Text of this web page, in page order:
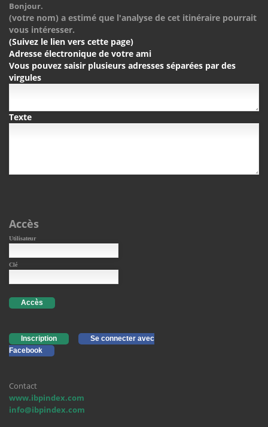
Bonjour.
(votre nom) a estimé que l'analyse de cet itinéraire pourrait
vous intéresser.
(Suivez le lien vers cette page)
Adresse électronique de votre ami
Vous pouvez saisir plusieurs adresses séparées par des
virgules
Texte
Accès
Utilisateur
Clé
Accès
Inscription
Se connecter avec
Facebook
Contact
www.ibpindex.com
info@ibpindex.com